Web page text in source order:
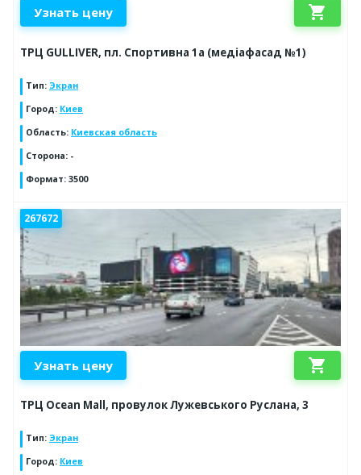
Узнать цену shopping_cart
ТРЦ GULLIVER, пл. Спортивна 1a (медіафасад №1)
Тип: Экран
Город: Киев
Область: Киевская область
Сторона: -
Формат: 3500
267672
Узнать цену shopping_cart
ТРЦ Ocean Mall, провулок Лужевського Руслана, 3
Тип: Экран
Город: Киев